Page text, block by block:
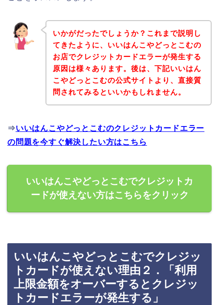
いかがだったでしょうか？これまで説明し
てきたように、いいはんこやどっとこむの
お店でクレジットカードエラーが発生する
原因は様々あります。後は、下記いいはん
こやどっとこむの公式サイトより、直接質
問されてみるといいかもしれません。
⇒いいはんこやどっとこむのクレジットカードエラー
の問題を今すぐ解決したい方はこちら
いいはんこやどっとこむでクレジットカ
ードが使えない方はこちらをクリック
いいはんこやどっとこむでクレジッ
トカードが使えない理由２．「利用
上限金額をオーバーするとクレジッ
トカードエラーが発生する」